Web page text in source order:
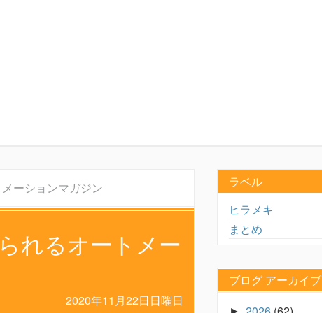
ーションマガジン
れるオートメー
2020年11月22日日曜日
ラベル
ヒラメキ
まとめ
ブログ アーカイブ